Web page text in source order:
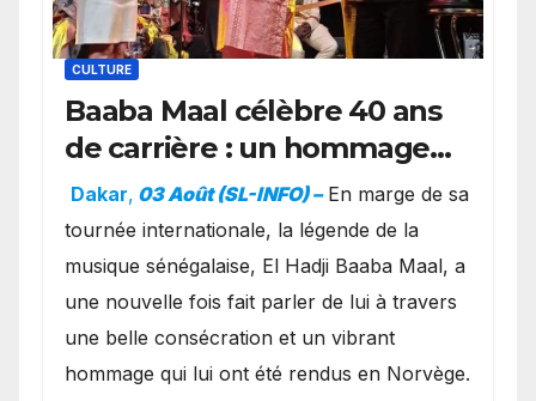
CULTURE
Baaba Maal célèbre 40 ans
de carrière : un hommage
exceptionnel à Oslo en
présence de la famille
royale.
Dakar, 03 Août (SL-INFO) – ​En marge de sa
tournée internationale, la légende de la
musique sénégalaise, El Hadji Baaba Maal, a
une nouvelle fois fait parler de lui à travers
une belle consécration et un vibrant
hommage qui lui ont été rendus en Norvège.